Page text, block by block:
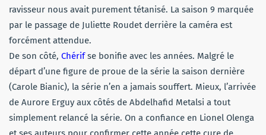
ravisseur nous avait purement tétanisé. La saison 9 marquée
par le passage de Juliette Roudet derrière la caméra est
forcément attendue.
De son côté, Chérifse bonifie avec les années. Malgré le
départ d’une figure de proue de la série la saison dernière
(Carole Bianic), la série n’en a jamais souffert. Mieux, l’arrivée
de Aurore Erguy aux côtés de Abdelhafid Metalsi a tout
simplement relancé la série. On a confiance en Lionel Olenga